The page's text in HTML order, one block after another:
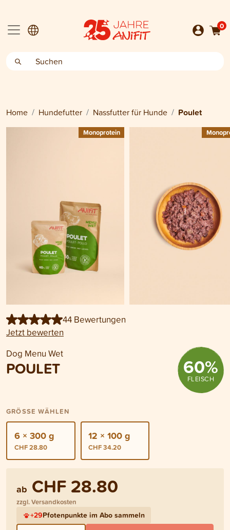
0
Home Hundefutter Nassfutter für Hunde Poulet
Monoprotein
44 Bewertungen
Jetzt bewerten
Dog Menu Wet
POULET 60%
FLEISCH
GRÖSSE WÄHLEN
6 × 300 g
CHF 28.80
12 × 100 g
CHF 34.20
ab CHF 28.80
zzgl. Versandkosten
+29Pfotenpunkte im Abo sammeln